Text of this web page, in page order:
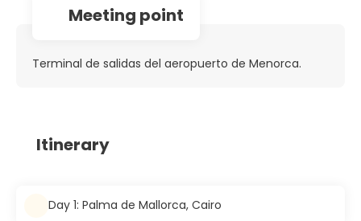
Meeting point
Terminal de salidas del aeropuerto de Menorca.
Itinerary
Day 1: Palma de Mallorca, Cairo